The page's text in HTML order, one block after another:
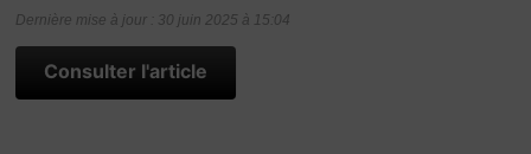
Dernière mise à jour : 30 juin 2025 à 15:04
Consulter l'article